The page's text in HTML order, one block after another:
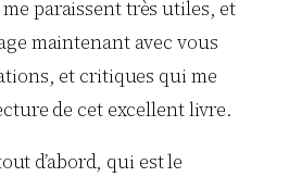
paraissent très utiles, et
maintenant avec vous
et critiques qui me
de cet excellent livre.
d’abord, qui est le